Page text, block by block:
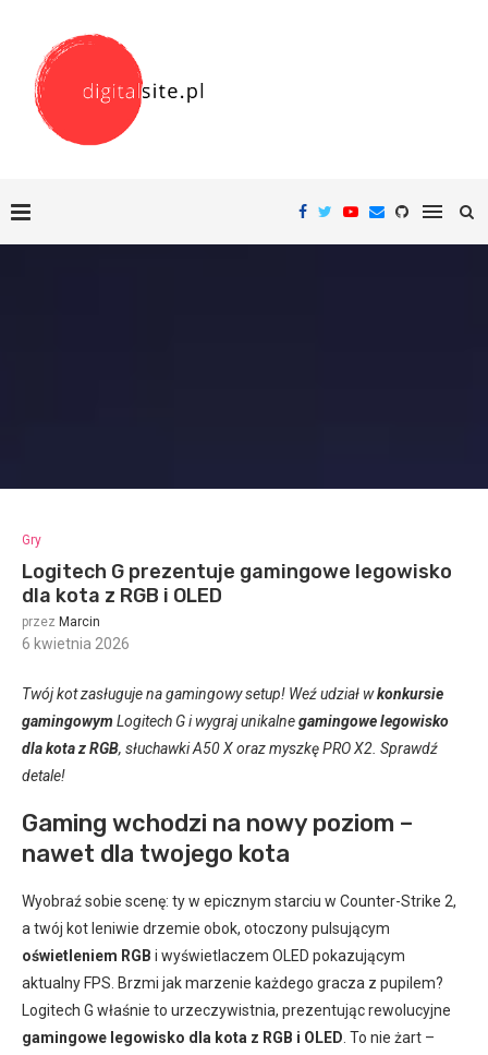
Gry
Logitech G prezentuje gamingowe legowisko
dla kota z RGB i OLED
przez Marcin
6 kwietnia 2026
Twój kot zasługuje na gamingowy setup! Weź udział wkonkursie
gamingowym Logitech G i wygraj unikalnegamingowe legowisko
dla kota z RGB, słuchawki A50 X oraz myszkę PRO X2. Sprawdź
detale!
Gaming wchodzi na nowy poziom –
nawet dla twojego kota
Wyobraź sobie scenę: ty w epicznym starciu w Counter-Strike 2,
a twój kot leniwie drzemie obok, otoczony pulsującym
oświetleniem RGB i wyświetlaczem OLED pokazującym
aktualny FPS. Brzmi jak marzenie każdego gracza z pupilem?
Logitech G właśnie to urzeczywistnia, prezentując rewolucyjne
gamingowe legowisko dla kota z RGB i OLED . To nie żart –